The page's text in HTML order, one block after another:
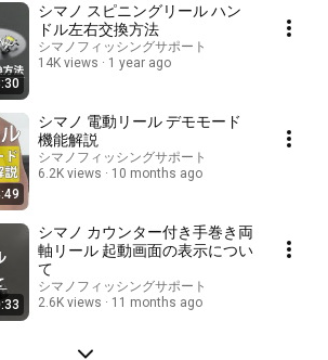
シマノ スピニングリール ハン
ドル左右交換方法
シマノフィッシングサポート
14K views
1 year ago
シマノ 電動リール デモモード
機能解説
シマノフィッシングサポート
6.2K views
10 months ago
シマノ カウンター付き手巻き両
軸リール 起動画面の表示につい
て
シマノフィッシングサポート
2.6K views
11 months ago